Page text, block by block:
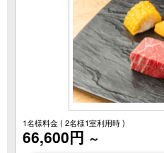
1名様料金( 2名様1室利用時 )
66,600円 ～